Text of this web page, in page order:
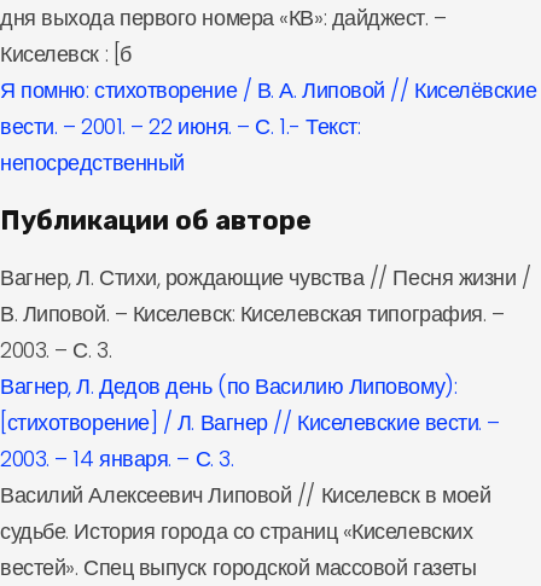
дня выхода первого номера «КВ»: дайджест. –
Киселевск : [б
Я помню: стихотворение / В. А. Липовой // Киселёвские
вести. – 2001. – 22 июня. – С. 1.- Текст:
непосредственный
Публикации об авторе
Вагнер, Л. Стихи, рождающие чувства // Песня жизни /
В. Липовой. – Киселевск: Киселевская типография. –
2003. – С. 3.
Вагнер, Л. Дедов день (по Василию Липовому):
[стихотворение] / Л. Вагнер // Киселевские вести. –
2003. – 14 января. – С. 3.
Василий Алексеевич Липовой // Киселевск в моей
судьбе. История города со страниц «Киселевских
вестей». Спец выпуск городской массовой газеты